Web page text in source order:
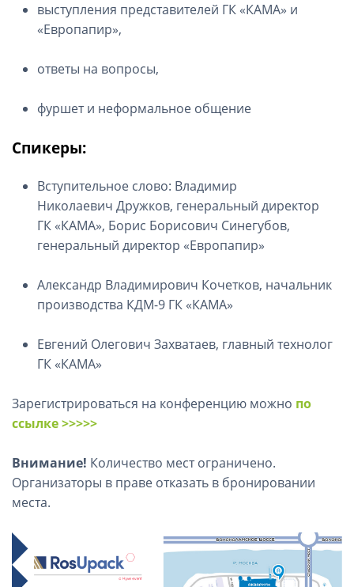
выступления представителей ГК «КАМА» и
«Европапир»,
ответы на вопросы,
фуршет и неформальное общение
Спикеры:
Вступительное слово: Владимир
Николаевич Дружков, генеральный директор
ГК «КАМА», Борис Борисович Синегубов,
генеральный директор «Европапир»
Александр Владимирович Кочетков, начальник
производства КДМ-9 ГК «КАМА»
Евгений Олегович Захватаев, главный технолог
ГК «КАМА»
Зарегистрироваться на конференцию можно по
ссылке >>>>>
Внимание! Количество мест ограничено.
Организаторы в праве отказать в бронировании
места.